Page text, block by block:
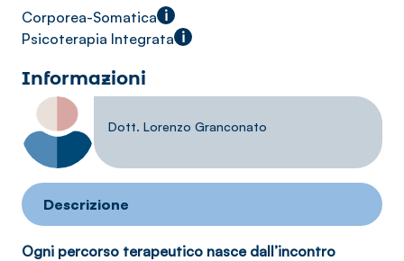
Corporea-Somatica i
Psicoterapia Integrata i
Informazioni
Dott. Lorenzo Granconato
Descrizione
Ogni percorso terapeutico nasce dall’incontro